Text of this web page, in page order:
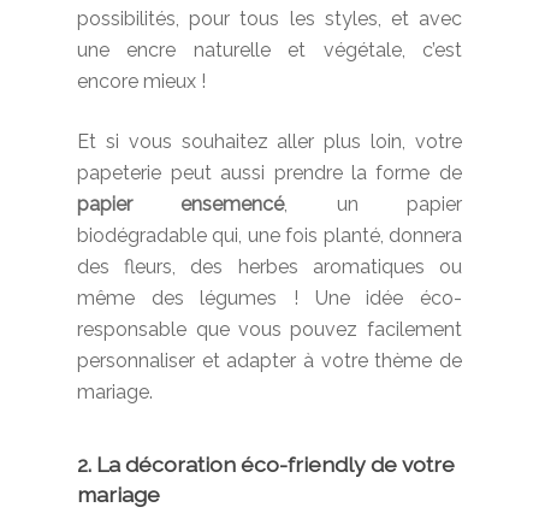
possibilités, pour tous les styles, et avec
une encre naturelle et végétale, c’est
encore mieux !
Et si vous souhaitez aller plus loin, votre
papeterie peut aussi prendre la forme de
papier ensemencé, un papier
biodégradable qui, une fois planté, donnera
des fleurs, des herbes aromatiques ou
même des légumes ! Une idée éco-
responsable que vous pouvez facilement
personnaliser et adapter à votre thème de
mariage.
2. La décoration éco-friendly de votre
mariage